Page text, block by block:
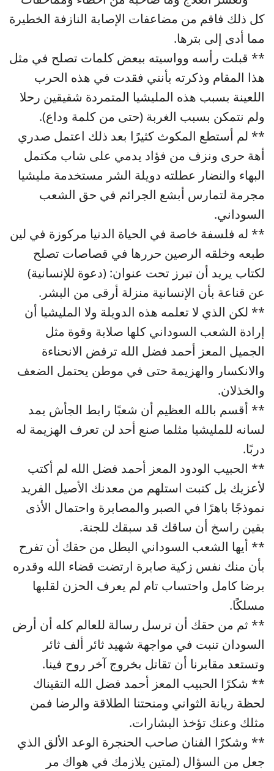
كل ذلك فاقم من مضاعفات الإصابة النازفة الخطيرة
مما أدى إلى بترها.
** قبلت رأسه وواسيته ببعض كلمات تصلح في مثل
هذا المقام وذكرته بأنني فقدت في هذه الحرب
اللعينة بسبب هذه المليشيا المتمردة شقيقين رحلا
ولم نتمكن بسبب الغربة (حتى من كلمة وداع).
** لم أستطع المكوث كثيرًا بعد ذلك اعتمل صدري
أهة حرى ونزف من فؤاد يدمي على شاب مكتمل
البهاء والنضار عطلته دويلة الشر مستخدمة مليشيا
مجرمة لتمارس أبشع الجرائم في حق الشعب
السوداني.
** له فلسفة خاصة في الحياة الدنيا مركوزة في لين
طبعه وخلقه الرصين حررها في قصاصات تصلح
لكتاب يريد أن تبرز تحت عنوان: (دعوة للإنسانية)
عن قناعة بأن الإنسانية منزلة أرقى من البشر.
** لكن الذي لا تعلمه هذه الدويلة ولا المليشيا أن
إرادة الشعب السوداني كلها صلابة وقوة مثل
الجميل المعز أحمد فضل الله ترفض الانحناءة
والانكسار والهزيمة حتى في موطن يحتمل الضعف
والخذلان.
** أقسم بالله العظيم أن شعبًا رابط الجأش يمد
لسانه للمليشيا مثلما صنع أحد لن تعرف الهزيمة له
دربًا.
** الحبيب الودود المعز أحمد فضل الله لم أكتب
لأعزيك بل كتبت استلهم من معدنك الأصيل الفريد
نموذجًا باهرًا في الصبر والمصابرة واحتمال الأذى
بقين راسخ أن ساقك قد سبقك للجنة.
** أيها الشعب السوداني البطل من حقك أن تفرح
بأن منك نفس زكية صابرة ارتضت قضاء الله وقدره
برضا كامل واحتساب تام لم يعرف الحزن لقلبها
مسلكًا.
** ثم من حقك أن ترسل رسالة للعالم كله أن أرض
السودان تنبت في مواجهة شهيد ثائر ألف ثائر
وتستعد مقابرنا أن تقاتل بخروج آخر روح فينا.
** شكرًا الحبيب المعز أحمد فضل الله التقيناك
لحظة ريانة الثواني ومنحتنا الطلاقة والرضا فمن
مثلك وعنك تؤخذ البشارات.
** وشكرًا الفنان صاحب الحنجرة الوعد الألق الذي
جعل من السؤال (لمتين يلازمك في هواك مر